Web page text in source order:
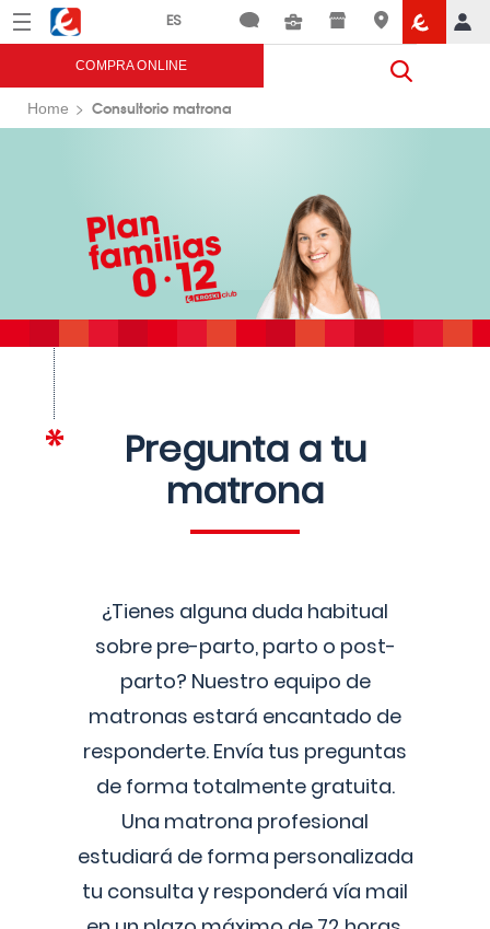
Menú Eroski
COMPRA ONLINE
Home Consultorio matrona
Pregunta a tu
matrona
¿Tienes alguna duda habitual
sobre pre-parto, parto o post-
parto? Nuestro equipo de
matronas estará encantado de
responderte. Envía tus preguntas
de forma totalmente gratuita.
Una matrona profesional
estudiará de forma personalizada
tu consulta y responderá vía mail